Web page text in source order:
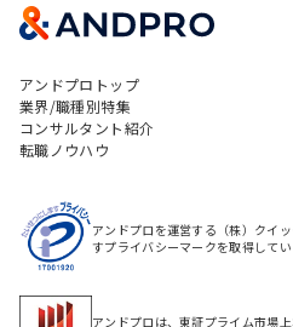
アンドプロトップ
業界/職種別特集
コンサルタント紹介
転職ノウハウ
アンドプロを運営する（株）クイ
すプライバシーマークを取得してい
アンドプロは、東証プライム市場